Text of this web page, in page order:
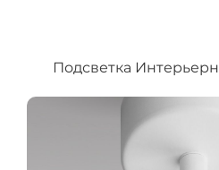
Подсветка